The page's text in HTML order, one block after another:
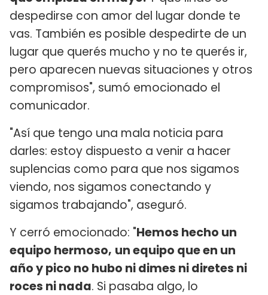
despedirse con amor del lugar donde te
vas. También es posible despedirte de un
lugar que querés mucho y no te querés ir,
pero aparecen nuevas situaciones y otros
compromisos", sumó emocionado el
comunicador.
"Así que tengo una mala noticia para
darles: estoy dispuesto a venir a hacer
suplencias como para que nos sigamos
viendo, nos sigamos conectando y
sigamos trabajando", aseguró.
Y cerró emocionado: "Hemos hecho un
equipo hermoso, un equipo que en un
año y pico no hubo ni dimes ni diretes ni
roces ni nada. Si pasaba algo, lo